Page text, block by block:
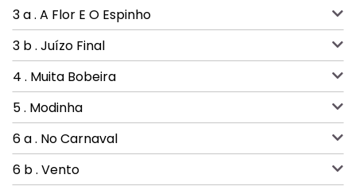
3 a . A Flor E O Espinho
3 b . Juízo Final
4 . Muita Bobeira
5 . Modinha
6 a . No Carnaval
6 b . Vento